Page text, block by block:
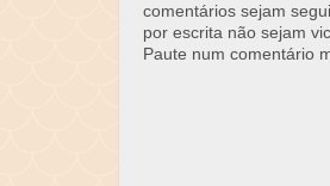
comentários sejam
por escrita não sejam
Paute num comentário